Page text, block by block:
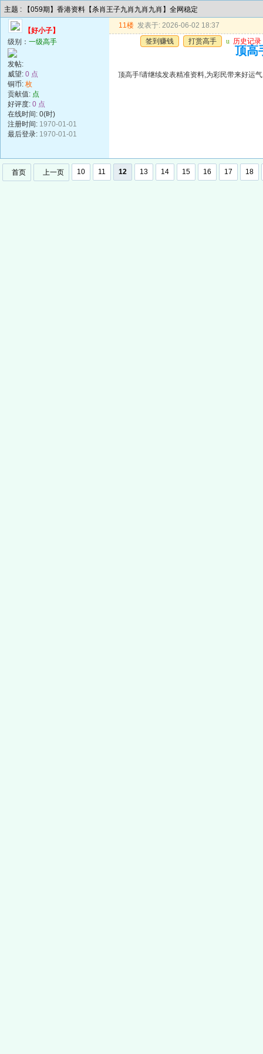
主题 : 【059期】香港资料【杀肖王子九肖九肖九肖】全网稳定
【好小子】
级别： 一级高手
发帖:
威望: 0 点
铜币: 枚
贡献值: 点
好评度: 0 点
在线时间: 0(时)
注册时间: 1970-01-01
最后登录: 1970-01-01
11楼 发表于: 2026-06-02 18:37
签到赚钱
打赏高手 u 历史记录
顶高
顶高手!请继续发表精准资料,为彩民带来好运气
首页 上一页 10 11 12 13 14 15 16 17 18